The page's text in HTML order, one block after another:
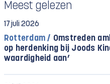
Meest gelezen
17 juli 2026
Rotterdam / Omstreden
op herdenking bij Joods
waardigheid aan’